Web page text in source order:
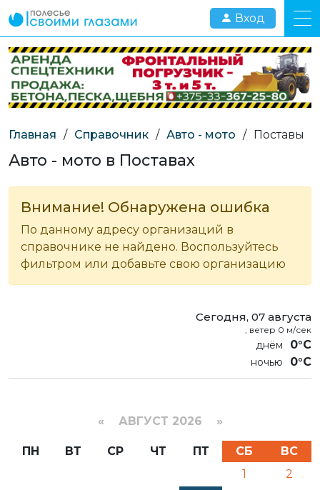
Вход
Главная / Справочник / Авто - мото / Поставы
Авто - мото в Поставах
Внимание! Обнаружена ошибка
По данному адресу организаций в
справочнике не найдено. Воспользуйтесь
фильтром или добавьте свою организацию
Сегодня, 07 августа
, ветер 0 м/сек
0°C
0°C
« АВГУСТ 2026 »
ПН ВТ СР ЧТ ПТ СБ
ВС
1
2